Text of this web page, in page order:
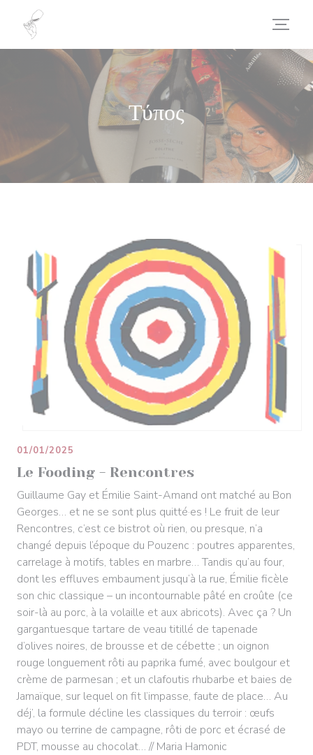
Πίνακας διαχείρισης "Μπισκότων" (Cookies)
Τύπος
Le Fooding - Rencontres
01/01/2025
Guillaume Gay et Émilie Saint-Amand ont matché au Bon
Georges… et ne se sont plus quitté·es ! Le fruit de leur
Rencontres, c’est ce bistrot où rien, ou presque, n’a
changé depuis l’époque du Pouzenc : poutres apparentes,
carrelage à motifs, tables en marbre… Tandis qu’au four,
dont les effluves embaument jusqu’à la rue, Émilie ficèle
son chic classique – un incontournable pâté en croûte (ce
soir-là au porc, à la volaille et aux abricots). Avec ça ? Un
gargantuesque tartare de veau titillé de tapenade
d’olives noires, de brousse et de cébette ; un oignon
rouge longuement rôti au paprika fumé, avec boulgour et
crème de parmesan ; et un clafoutis rhubarbe et baies de
Jamaïque, sur lequel on fit l’impasse, faute de place… Au
déj’, la formule décline les classiques du terroir : œufs
mayo ou terrine de campagne, rôti de porc et écrasé de
PDT, mousse au chocolat… // Maria Hamonic